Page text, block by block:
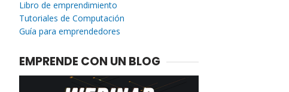
Libro de emprendimiento
Tutoriales de Computación
Guía para emprendedores
EMPRENDE CON UN BLOG